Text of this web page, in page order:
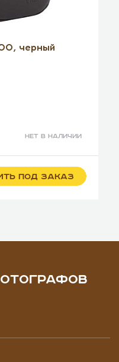
черный
нет в наличии
ПОД ЗАКАЗ